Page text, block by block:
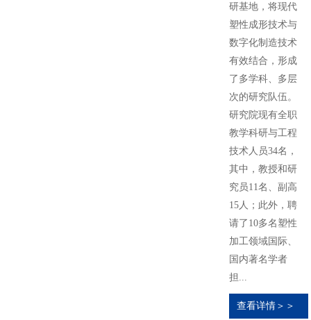
研基地，将现代
塑性成形技术与
数字化制造技术
有效结合，形成
了多学科、多层
次的研究队伍。
研究院现有全职
教学科研与工程
技术人员34名，
其中，教授和研
究员11名、副高
15人；此外，聘
请了10多名塑性
加工领域国际、
国内著名学者
担...
查看详情＞＞